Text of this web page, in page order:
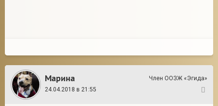
Марина
Член ООЗЖ «Эгида»
24.04.2018 в 21:55